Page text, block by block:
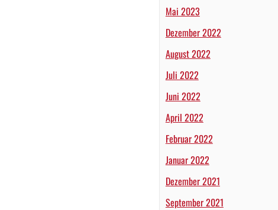
Mai 2023
Dezember 2022
August 2022
Juli 2022
Juni 2022
April 2022
Februar 2022
Januar 2022
Dezember 2021
September 2021